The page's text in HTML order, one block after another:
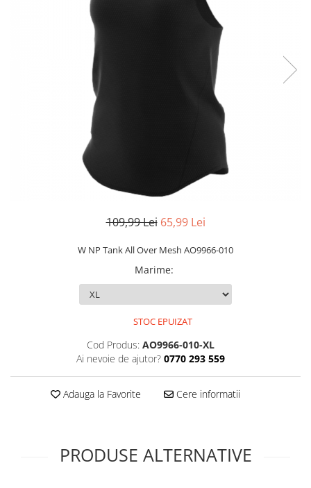
Pantofi sport femei
Sandale & Slapi copii
109,99 Lei 65,99 Lei
W NP Tank All Over Mesh AO9966-010
Marime:
STOC EPUIZAT
Cod Produs: AO9966-010-XL
Ai nevoie de ajutor? 0770 293 559
Adauga la Favorite Cere informatii
PRODUSE ALTERNATIVE